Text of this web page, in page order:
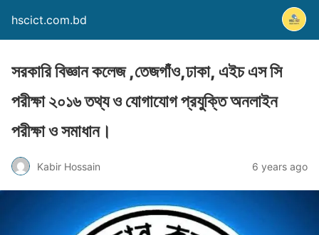
hscict.com.bd
সরকারি বিজ্ঞান কলেজ ,তেজগাঁও,ঢাকা, এইচ এস সি
পরীক্ষা ২০১৬ তথ্য ও যোগাযোগ প্রযুক্তি অনলাইন
পরীক্ষা ও সমাধান।
Kabir Hossain 6 years ago